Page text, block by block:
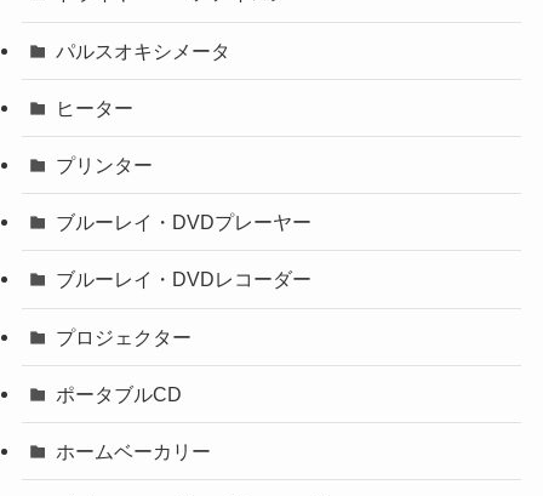
パルスオキシメータ
ヒーター
プリンター
ブルーレイ・DVDプレーヤー
ブルーレイ・DVDレコーダー
プロジェクター
ポータブルCD
ホームベーカリー